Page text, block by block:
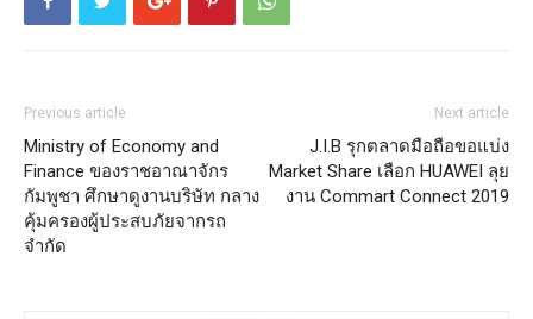
Previous article
Ministry of Economy and
Finance ของราชอาณาจักร
กัมพูชา ศึกษาดูงานบริษัท กลาง
คุ้มครองผู้ประสบภัยจากรถ
จำกัด
Next article
J.I.B รุกตลาดมือถือขอแบ่ง
Market Share เลือก HUAWEI ลุย
งาน Commart Connect 2019